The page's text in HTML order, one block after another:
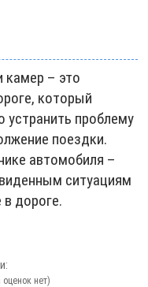
– это
который
устранить проблему
поездки.
автомобиля –
ситуациям
в дороге.
оценок нет)